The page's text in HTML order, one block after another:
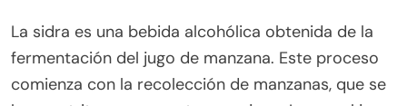
La sidra es una bebida alcohólica obtenida de la
fermentación del jugo de manzana. Este proceso
comienza con la recolección de manzanas, que se